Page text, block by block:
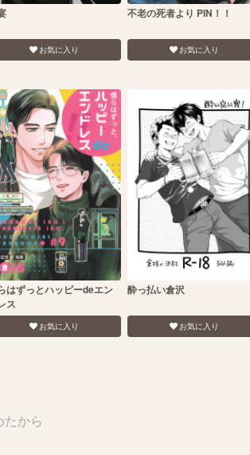
お気に入り
不老の死者より PIN！！
お気に入り
はずっとハッピーdeエン
ス
お気に入り
酔っ払い倉沢
お気に入り
から